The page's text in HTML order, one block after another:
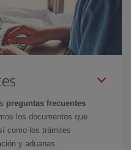
preguntas frecuentes
los documentos que
como los trámites
y aduanas.